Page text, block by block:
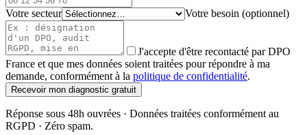
Votre secteur Votre besoin (optionnel)
J'accepte d'être recontacté par DPO
France et que mes données soient traitées pour répondre à ma
demande, conformément à la politique de confidentialité.
Recevoir mon diagnostic gratuit
Réponse sous 48h ouvrées · Données traitées conformément au
RGPD · Zéro spam.